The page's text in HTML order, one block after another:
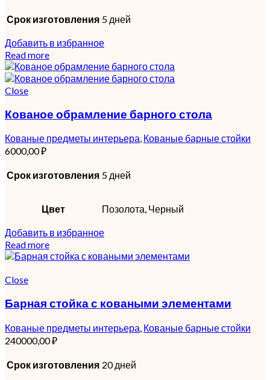
Срок изготовления 5 дней
Добавить в избранное
Read more
Close
Кованое обрамление барного стола
Кованые предметы интерьера, Кованые барные стойки
6000,00₽
Срок изготовления 5 дней
Цвет Позолота, Черный
Добавить в избранное
Read more
Close
Барная стойка с коваными элементами
Кованые предметы интерьера Кованые барные стойки
240000,00₽
Срок изготовления 20 дней